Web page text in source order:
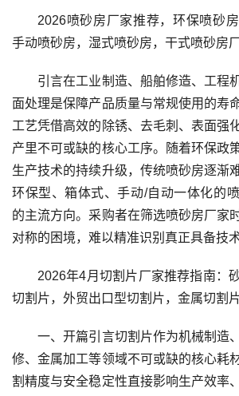
2026喷砂房厂家推荐，环保喷砂房
手动喷砂房，湿式喷砂房，干式喷砂房
引言在工业制造、船舶修造、工程
面处理是保障产品质量与常规使用的寿
工艺凭借高效的除锈、去毛刺、表面强
产里不可或缺的核心工序。随着环保政
生产技术的持续升级，传统喷砂房逐渐
环保型、箱体式、手动/自动一体化的
的主流方向。采购者在筛选喷砂房厂家
对称的困境，难以精准识别真正具备技
2026年4月切割片厂家推荐指南：
切割片，外贸出口型切割片，金属切割
一、开篇引言切割片作为机械制造
修、金属加工等领域不可或缺的核心耗
割精度与安全稳定性直接影响生产效率